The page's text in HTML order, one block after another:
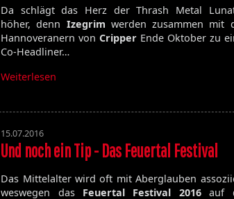
Da schlägt das Herz der Thrash Metal
höher, denn Izegrim werden zusammen mit
Hannoveranern vonCripper Ende Oktober zu
Co-Headliner…
Weiterlesen
15.07.2016
Und noch ein Tip - Das Feuertal Festival
Das Mittelalter wird oft mit Aberglauben
weswegen das Feuertal Festival 2016auf